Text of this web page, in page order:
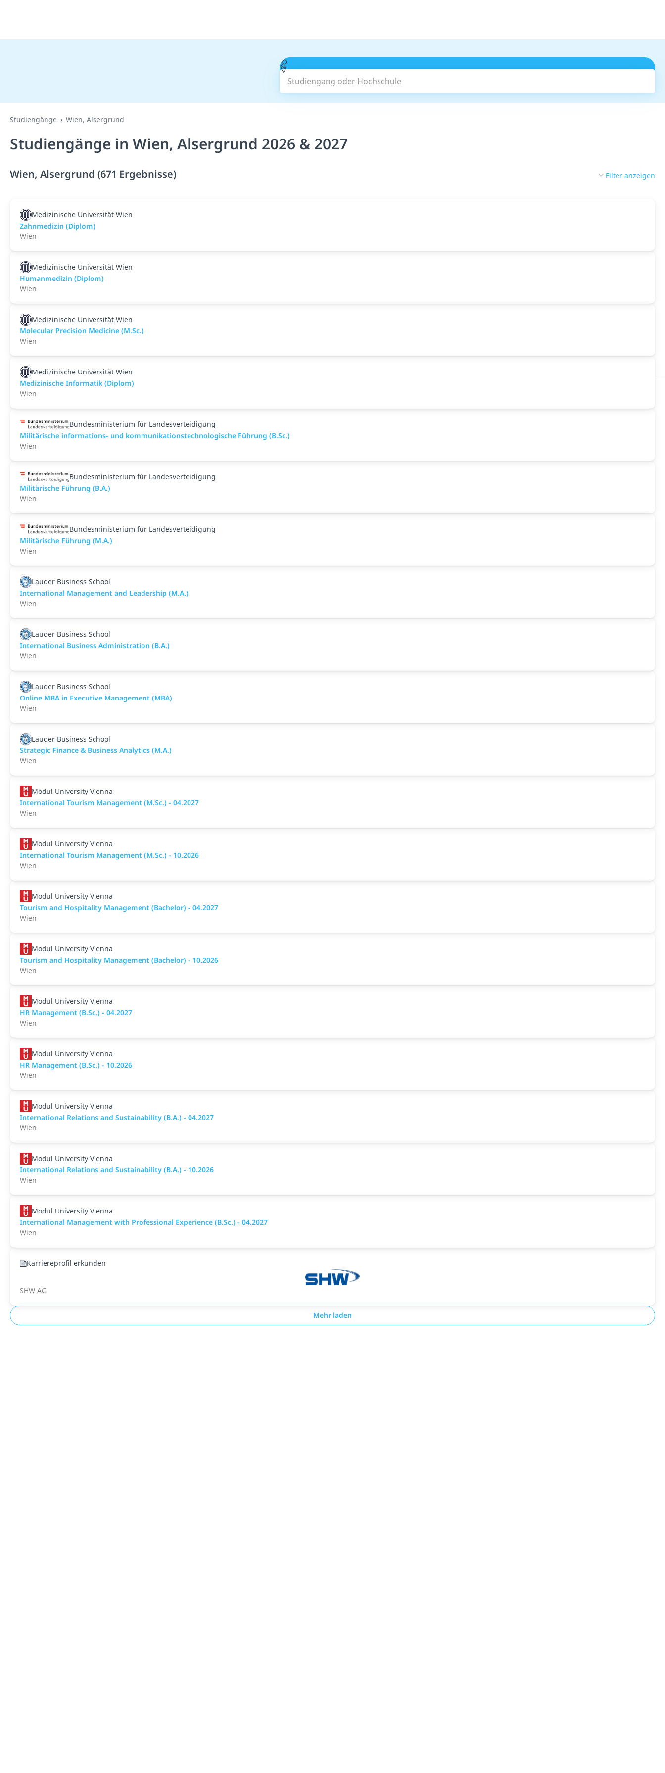
Studiengang oder Hochschule
Studiengänge Wien, Alsergrund
Studiengänge in Wien, Alsergrund 2026 & 2027
Wien, Alsergrund (671 Ergebnisse) Filter anzeigen
Medizinische Universität Wien
Zahnmedizin (Diplom)
Wien
Medizinische Universität Wien
Humanmedizin (Diplom)
Wien
Medizinische Universität Wien
Molecular Precision Medicine (M.Sc.)
Wien
Medizinische Universität Wien
Medizinische Informatik (Diplom)
Wien
Bundesministerium für Landesverteidigung
Militärische informations- und kommunikationstechnologische Führung (B.Sc.)
Wien
Bundesministerium für Landesverteidigung
Militärische Führung (B.A.)
Wien
Bundesministerium für Landesverteidigung
Militärische Führung (M.A.)
Wien
Lauder Business School
International Management and Leadership (M.A.)
Wien
Lauder Business School
International Business Administration (B.A.)
Wien
Lauder Business School
Online MBA in Executive Management (MBA)
Wien
Lauder Business School
Strategic Finance & Business Analytics (M.A.)
Wien
Modul University Vienna
International Tourism Management (M.Sc.) - 04.2027
Wien
Modul University Vienna
International Tourism Management (M.Sc.) - 10.2026
Wien
Modul University Vienna
Tourism and Hospitality Management (Bachelor) - 04.2027
Wien
Modul University Vienna
Tourism and Hospitality Management (Bachelor) - 10.2026
Wien
Modul University Vienna
HR Management (B.Sc.) - 04.2027
Wien
Modul University Vienna
HR Management (B.Sc.) - 10.2026
Wien
Modul University Vienna
International Relations and Sustainability (B.A.) - 04.2027
Wien
Modul University Vienna
International Relations and Sustainability (B.A.) - 10.2026
Wien
Modul University Vienna
International Management with Professional Experience (B.Sc.) - 04.2027
Wien
Karriereprofil erkunden
SHW AG
Mehr laden